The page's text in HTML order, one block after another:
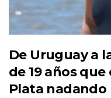
De Uruguay a
de 19 años
Plata nadando